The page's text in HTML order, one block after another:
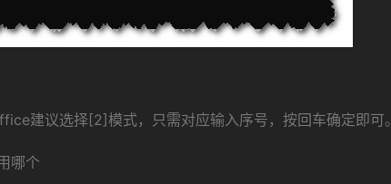
建议选择[2]模式，只需对应输入序号，按回车确定即可。
哪个